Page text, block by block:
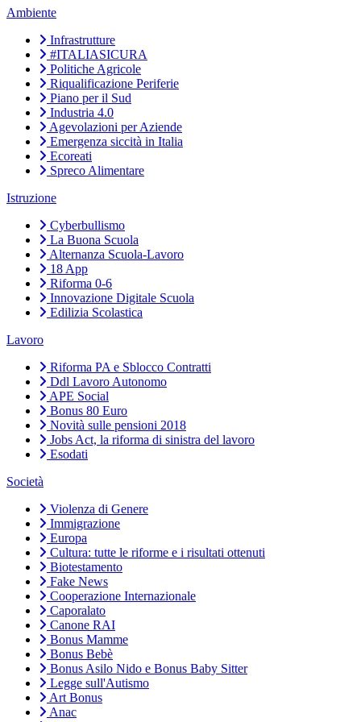
Ambiente
Infrastrutture
#ITALIASICURA
Politiche Agricole
Riqualificazione Periferie
Piano per il Sud
Industria 4.0
Agevolazioni per Aziende
Emergenza siccità in Italia
Ecoreati
Spreco Alimentare
Istruzione
Cyberbullismo
La Buona Scuola
Alternanza Scuola-Lavoro
18 App
Riforma 0-6
Innovazione Digitale Scuola
Edilizia Scolastica
Lavoro
Riforma PA e Sblocco Contratti
Ddl Lavoro Autonomo
APE Social
Bonus 80 Euro
Novità sulle pensioni 2018
Jobs Act, la riforma di sinistra del lavoro
Esodati
Società
Violenza di Genere
Immigrazione
Europa
Cultura: tutte le riforme e i risultati ottenuti
Biotestamento
Fake News
Cooperazione Internazionale
Caporalato
Canone RAI
Bonus Mamme
Bonus Bebè
Bonus Asilo Nido e Bonus Baby Sitter
Legge sull'Autismo
Art Bonus
Anac